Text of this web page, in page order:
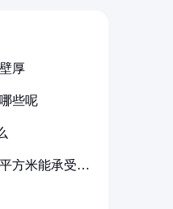
厚
些呢
方米能承受多